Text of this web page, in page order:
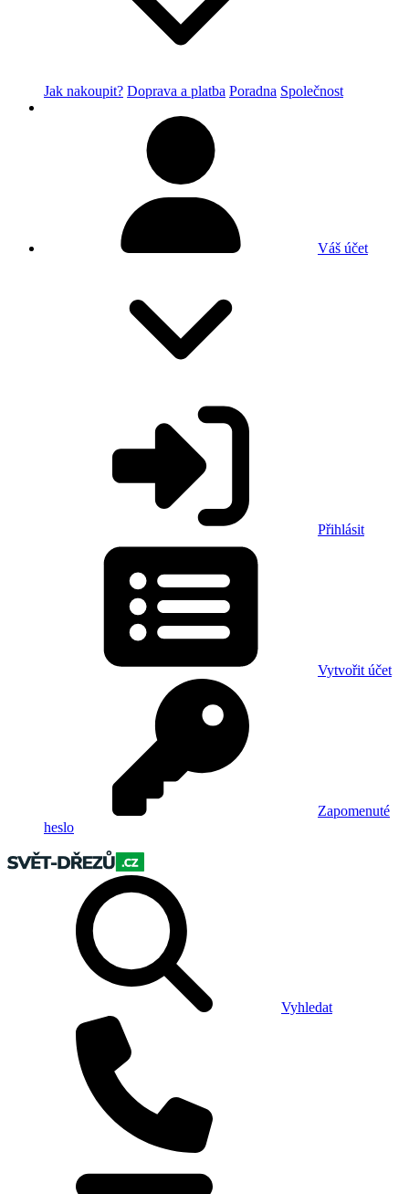
Jak nakoupit? Doprava a platba Poradna Společnost
Váš účet
Přihlásit
Vytvořit účet
Zapomenuté
heslo
Vyhledat